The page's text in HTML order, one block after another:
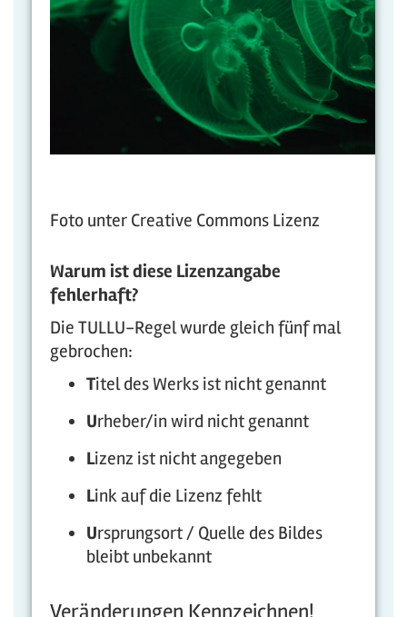
Foto unter Creative Commons Lizenz
Warum ist diese Lizenzangabe
fehlerhaft?
Die TULLU-Regel wurde gleich fünf mal
gebrochen:
Titel des Werks ist nicht genannt
Urheber/in wird nicht genannt
Lizenz ist nicht angegeben
Link auf die Lizenz fehlt
Ursprungsort / Quelle des Bildes
bleibt unbekannt